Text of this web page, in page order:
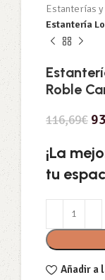
Estanterías
Estantería
Roble
116,69€
¡La
tu
Añadir a